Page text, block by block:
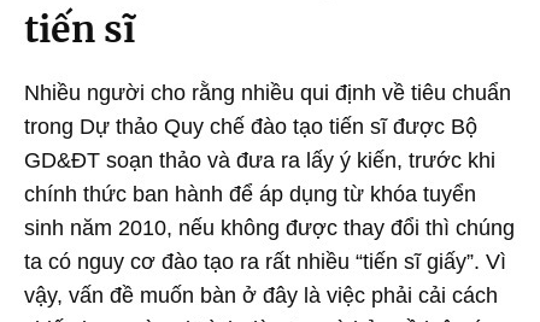
tiến sĩ
Nhiều người cho rằng nhiều qui định về tiêu chuẩn
trong Dự thảo Quy chế đào tạo tiến sĩ được Bộ
GD&ĐT soạn thảo và đưa ra lấy ý kiến, trước khi
chính thức ban hành để áp dụng từ khóa tuyển
sinh năm 2010, nếu không được thay đổi thì chúng
ta có nguy cơ đào tạo ra rất nhiều “tiến sĩ giấy”. Vì
vậy, vấn đề muốn bàn ở đây là việc phải cải cách